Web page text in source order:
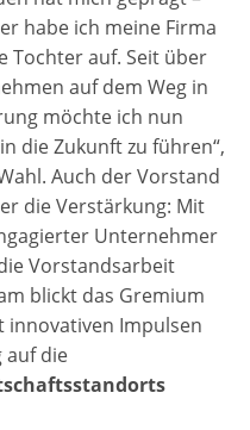
habe ich meine Firma
Tochter auf. Seit über
auf dem Weg in
möchte ich nun
die Zukunft zu führen“,
Auch der Vorstand
die Verstärkung: Mit
Unternehmer
Vorstandsarbeit
blickt das Gremium
innovativen Impulsen
auf die